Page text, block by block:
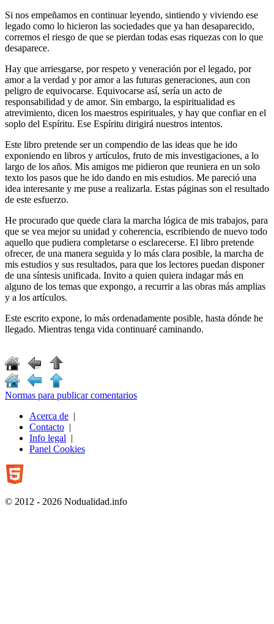
Si nos empeñamos en continuar leyendo, sintiendo y viviendo ese
legado como lo hicieron las sociedades que ya han desaparecido,
corremos el riesgo de que se pierdan todas esas riquezas con lo que
desaparece.
Hay que arriesgarse, por respeto y veneración por el legado, por
amor a la verdad y por amor a las futuras generaciones, aun con
peligro de equivocarse. Equivocarse así, sería un acto de
responsabilidad y de amor. Sin embargo, la espiritualidad es
atrevimiento, dicen los maestros espirituales, y hay que confiar en el
soplo del Espíritu. Ese Espíritu dirigirá nuestros intentos.
Este libro pretende ser un compendio de las ideas que he ido
exponiendo en libros y artículos, fruto de mis investigaciones, a lo
largo de los años. Mis amigos me pidieron que reuniera en un solo
texto los pasos que he ido dando en mis estudios. Me pareció una
idea interesante y me puse a realizarla. Estas páginas son el resultado
de este esfuerzo.
He procurado que quede clara la marcha lógica de mis trabajos, para
que se vea mejor su unidad y coherencia, escribiendo de nuevo todo
aquello que pudiera completarse o esclarecerse. El libro pretende
ofrecer, de una manera seguida y lo más clara posible, la marcha de
mis estudios y sus resultados, para que los lectores puedan disponer
de una síntesis unificada. Invito a quien quiera indagar más en
alguno de los temas que expongo, a recurrir a las obras más amplias
y a los artículos.
Este escrito expone, lo más ordenadamente posible, hasta dónde he
llegado. Mientras tenga vida continuaré caminando.
Normas para publicar comentarios
Acerca de |
Contacto |
Info legal |
Panel Cookies
© 2012 - 2026 Nodualidad.info